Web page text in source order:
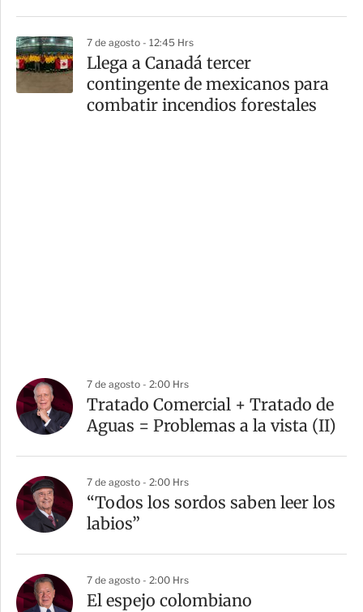
7 de agosto - 12:45 Hrs
Llega a Canadá tercer
contingente de mexicanos para
combatir incendios forestales
7 de agosto - 2:00 Hrs
Tratado Comercial + Tratado de
Aguas = Problemas a la vista (II)
7 de agosto - 2:00 Hrs
“Todos los sordos saben leer los
labios”
7 de agosto - 2:00 Hrs
El espejo colombiano